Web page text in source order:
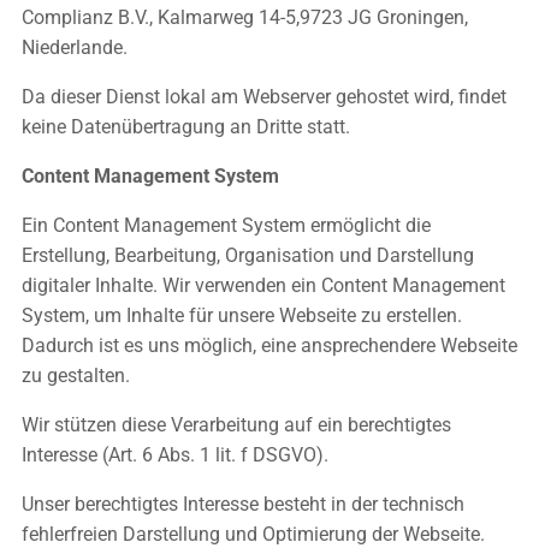
Complianz B.V., Kalmarweg 14-5,9723 JG Groningen,
Niederlande.
Da dieser Dienst lokal am Webserver gehostet wird, findet
keine Datenübertragung an Dritte statt.
Content Management System
Ein Content Management System ermöglicht die
Erstellung, Bearbeitung, Organisation und Darstellung
digitaler Inhalte. Wir verwenden ein Content Management
System, um Inhalte für unsere Webseite zu erstellen.
Dadurch ist es uns möglich, eine ansprechendere Webseite
zu gestalten.
Wir stützen diese Verarbeitung auf ein berechtigtes
Interesse (Art. 6 Abs. 1 lit. f DSGVO).
Unser berechtigtes Interesse besteht in der technisch
fehlerfreien Darstellung und Optimierung der Webseite.